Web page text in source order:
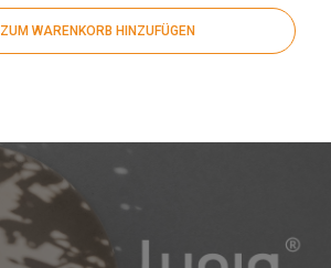
ZUM WARENKORB HINZUFÜGEN